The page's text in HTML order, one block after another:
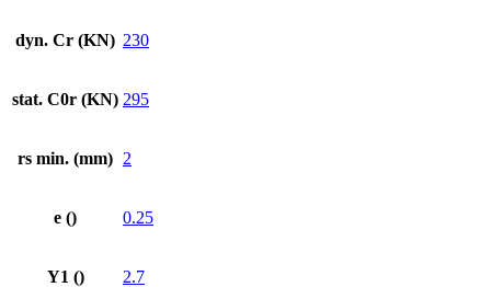
dyn. Cr (KN) 230
stat. C0r (KN) 295
rs min. (mm) 2
e () 0.25
Y1 () 2.7